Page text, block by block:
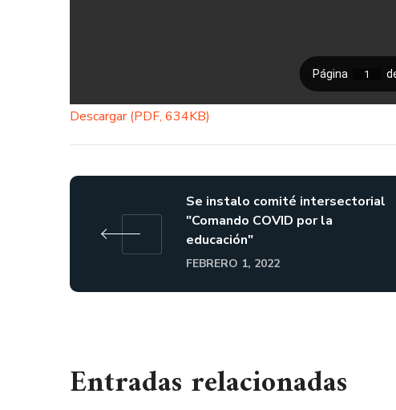
Descargar (PDF, 634KB)
Se instalo comité intersectorial
"Comando COVID por la
educación"
FEBRERO 1, 2022
Entradas relacionadas